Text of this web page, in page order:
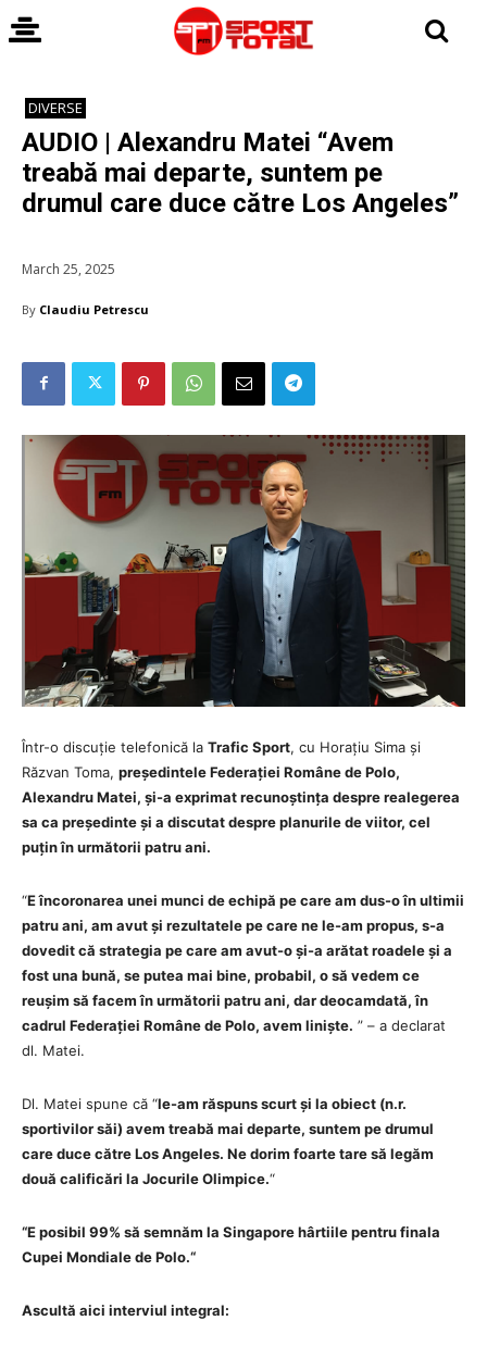
DIVERSE
AUDIO | Alexandru Matei “Avem
treabă mai departe, suntem pe
drumul care duce către Los Angeles”
March 25, 2025
By Claudiu Petrescu
Într-o discuție telefonică la Trafic Sport, cu Horațiu Sima și
Răzvan Toma, președintele Federației Române de Polo,
Alexandru Matei, și-a exprimat recunoștința despre realegerea
sa ca președinte și a discutat despre planurile de viitor, cel
puțin în următorii patru ani.
“Eîncoronarea unei munci de echipă pe care am dus-o în ultimii
patru ani, am avut și rezultatele pe care ne le-am propus, s-a
dovedit că strategia pe care am avut-o și-a arătat roadele și a
fost una bună, se putea mai bine, probabil, o să vedem ce
reușim să facem în următorii patru ani, dar deocamdată, în
cadrul Federației Române de Polo, avem liniște. ” – a declarat
dl. Matei.
Dl. Matei spune că “le-am răspuns scurt și la obiect (n.r.
sportivilor săi) avem treabă mai departe, suntem pe drumul
care duce către Los Angeles. Ne dorim foarte tare să legăm
două calificări la Jocurile Olimpice.“
“E posibil 99% să semnăm la Singapore hârtiile pentru finala
Cupei Mondiale de Polo.“
Ascultă aici interviul integral: